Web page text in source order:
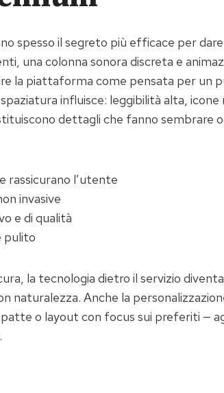
spesso il segreto più efficace per
una colonna sonora discreta e
la piattaforma come pensata per un
influisce: leggibilità alta, icone
dettagli che fanno sembrare
rassicurano l’utente
invasive
e di qualità
pulito
la tecnologia dietro il servizio
naturalezza. Anche la
o layout con focus sui preferiti —